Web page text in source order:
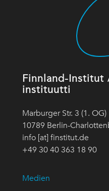
Finnland-Institut
instituutti
Marburger Str. 3 (1. OG)
10789 Berlin-
info [at] finstitut.de
+49 30 40 363 18 90
Medien